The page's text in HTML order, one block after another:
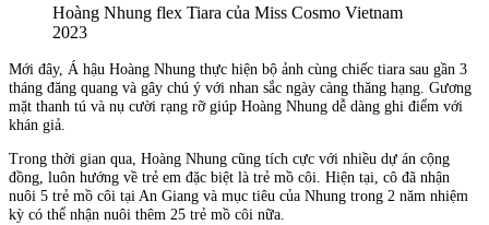
Hoàng Nhung flex Tiara của Miss Cosmo Vietnam
2023
Mới đây, Á hậu Hoàng Nhung thực hiện bộ ảnh cùng chiếc tiara sau gần 3
tháng đăng quang và gây chú ý với nhan sắc ngày càng thăng hạng. Gương
mặt thanh tú và nụ cười rạng rỡ giúp Hoàng Nhung dễ dàng ghi điểm với
khán giả.
Trong thời gian qua, Hoàng Nhung cũng tích cực với nhiều dự án cộng
đồng, luôn hướng về trẻ em đặc biệt là trẻ mồ côi. Hiện tại, cô đã nhận
nuôi 5 trẻ mồ côi tại An Giang và mục tiêu của Nhung trong 2 năm nhiệm
kỳ có thể nhận nuôi thêm 25 trẻ mồ côi nữa.